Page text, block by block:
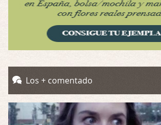
Obsession
Una película normalita, nada del otro mun …
Por: Chica Stark
Possession
Por: Mountain
Los + comentado